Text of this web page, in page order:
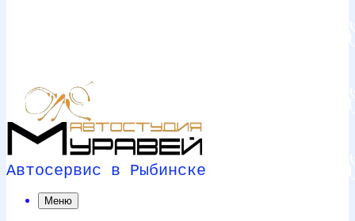
Автосервис в Рыбинске
Меню